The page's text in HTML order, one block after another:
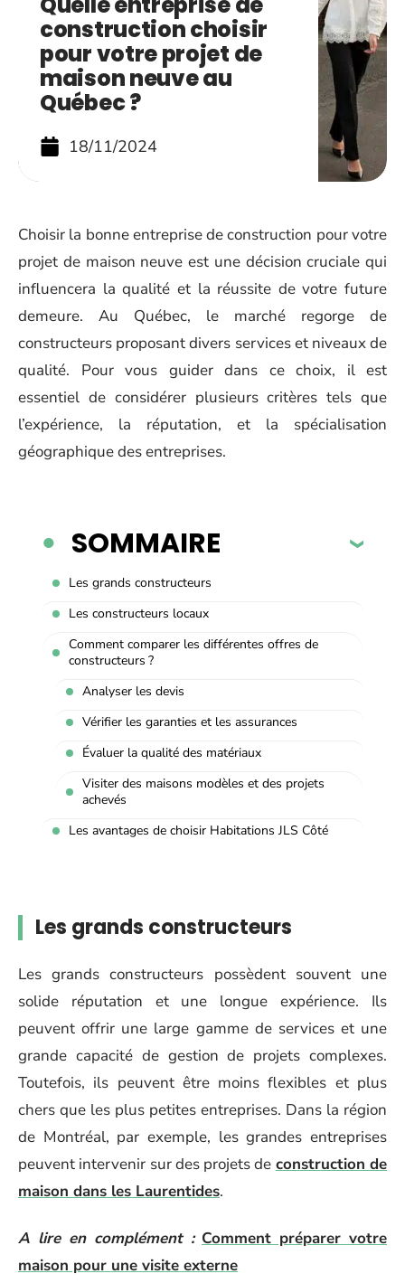
construction choisir
pour votre projet de
maison neuve au
Québec ?
18/11/2024
Choisir la bonne entreprise de construction pour votre
projet de maison neuve est une décision cruciale qui
influencera la qualité et la réussite de votre future
demeure. Au Québec, le marché regorge de
constructeurs proposant divers services et niveaux de
qualité. Pour vous guider dans ce choix, il est
essentiel de considérer plusieurs critères tels que
l’expérience, la réputation, et la spécialisation
géographique des entreprises.
SOMMAIRE
Les grands constructeurs
Les constructeurs locaux
Comment comparer les différentes offres de
constructeurs ?
Analyser les devis
Vérifier les garanties et les assurances
Évaluer la qualité des matériaux
Visiter des maisons modèles et des projets
achevés
Les avantages de choisir Habitations JLS Côté
Les grands constructeurs
Les grands constructeurs possèdent souvent une
solide réputation et une longue expérience. Ils
peuvent offrir une large gamme de services et une
grande capacité de gestion de projets complexes.
Toutefois, ils peuvent être moins flexibles et plus
chers que les plus petites entreprises. Dans la région
de Montréal, par exemple, les grandes entreprises
peuvent intervenir sur des projets de construction de
maison dans les Laurentides.
A lire en complément : Comment préparer votre
maison pour une visite externe